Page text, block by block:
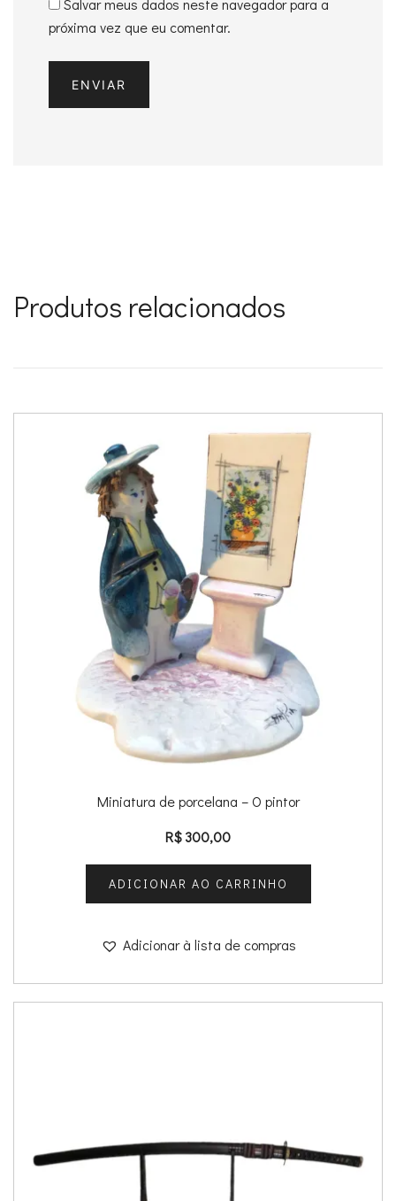
próxima vez que eu comentar.
Produtos relacionados
Miniatura de porcelana – O pintor
R$300,00
ADICIONAR AO CARRINHO
Adicionar à lista de compras